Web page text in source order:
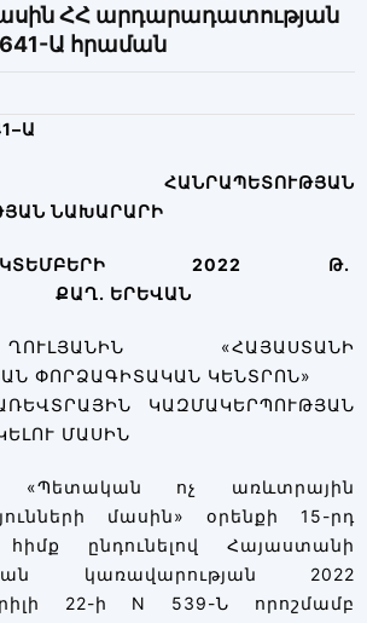
ՀՀ արդարադատության
Ա հրաման
–Ա
ՀԱՆՐԱՊԵՏՈՒԹՅԱՆ
ՆԱԽԱՐԱՐԻ
2022 Թ.
ՔԱՂ. ԵՐԵՎԱՆ
«ՀԱՅԱՍՏԱՆԻ
ՓՈՐՁԱԳԻՏԱԿԱՆ ԿԵՆՏՐՈՆ»
ԿԱԶՄԱԿԵՐՊՈՒԹՅԱՆ
ՄԱՍԻՆ
«Պետական ոչ առևտրային
մասին» օրենքի 15-րդ
ընդունելով Հայաստանի
կառավարության 2022
22-ի N 539-Ն որոշմամբ